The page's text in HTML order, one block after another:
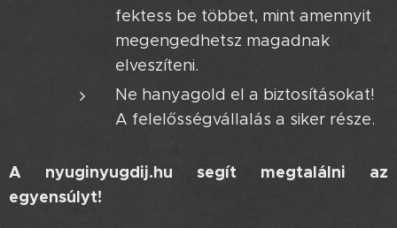
fektess be többet, mint amennyit
megengedhetsz magadnak
elveszíteni.
Ne hanyagold el a biztosításokat!
A felelősségvállalás a siker része.
A nyuginyugdij.hu segít megtalálni az
egyensúlyt!